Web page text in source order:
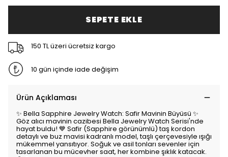
SEPETE EKLE
150 TL üzeri ücretsiz kargo
10 gün içinde iade değişim
Ürün Açıklaması
✨ Bella Sapphire Jewelry Watch: Safir Mavinin Büyüsü ✨
Göz alıcı mavinin cazibesi Bella Jewelry Watch Serisi'nde
hayat buldu! 💙 Safir (Sapphire görünümlü) taş kordon
detaylı ve buz mavisi kadranlı model, taşlı çerçevesiyle ışığı
mükemmel yansıtıyor. Soğuk ve asil tonları sevenler için
tasarlanan bu mücevher saat, her kombine şıklık katacak.